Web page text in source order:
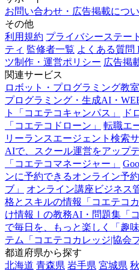
お問い合わせ・広告掲載につ
その他
利用規約 プライバシーステー
ティ 監修者一覧 よくある質問
ツ制作・運営ポリシー 広告掲
関連サービス
ロボット・プログラミング教
プログラミング・生成AI・
ト「コエテコキャンパス」
ド
「コエテコドローン」
転職エ
リーランスエージェント検索
AIで、スクール運営をアップ
「コエテコマネージャー」
ンに予約できるオンライン予
ブ」
オンライン講座ビジネス
格とスキルの情報「コエテコ
け情報Ⅰの教務AI・問題集「コ
で毎日を、もっと楽しく「趣味
テム「コエテコカレッジ|協会
都道府県から探す
北海道 青森県 岩手県 宮城県